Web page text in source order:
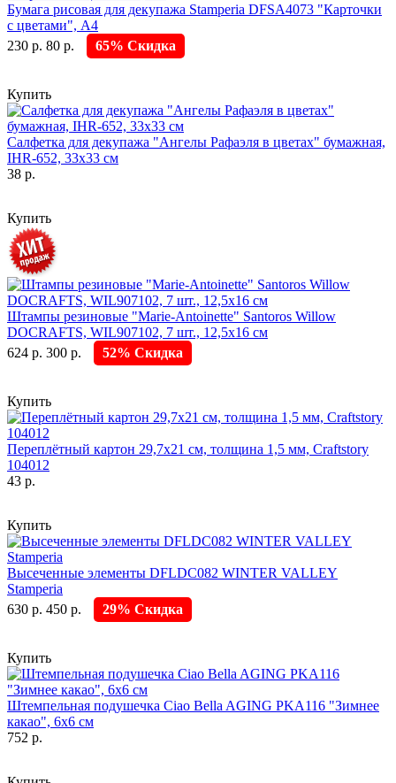
Бумага рисовая для декупажа Stamperia DFSA4073 "Карточки
с цветами", А4
230 р. 80 р. 65% Скидка
Купить
Салфетка для декупажа "Ангелы Рафаэля в цветах" бумажная,
IHR-652, 33х33 см
38 р.
Купить
Штампы резиновые "Marie-Antoinette" Santoros Willow
DOCRAFTS, WIL907102, 7 шт., 12,5х16 см
624 р. 300 р. 52% Скидка
Купить
Переплётный картон 29,7х21 см, толщина 1,5 мм, Craftstory
104012
43 р.
Купить
Высеченные элементы DFLDC082 WINTER VALLEY
Stamperia
630 р. 450 р. 29% Скидка
Купить
Штемпельная подушечка Ciao Bella AGING PKA116 "Зимнее
какао", 6х6 см
752 р.